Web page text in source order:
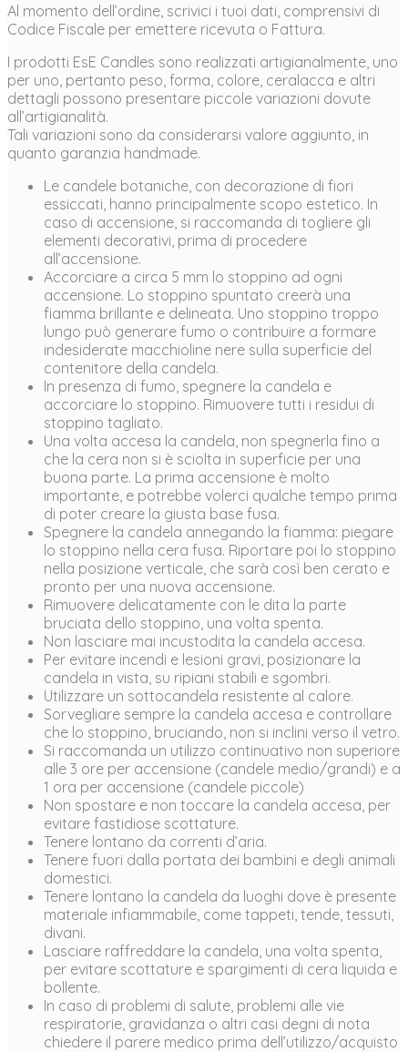
Al momento dell’ordine, scrivici i tuoi dati, comprensivi di
Codice Fiscale per emettere ricevuta o Fattura.
I prodotti EsE Candles sono realizzati artigianalmente, uno
per uno, pertanto peso, forma, colore, ceralacca e altri
dettagli possono presentare piccole variazioni dovute
all’artigianalità.
Tali variazioni sono da considerarsi valore aggiunto, in
quanto garanzia handmade.
Le candele botaniche, con decorazione di fiori
essiccati, hanno principalmente scopo estetico. In
caso di accensione, si raccomanda di togliere gli
elementi decorativi, prima di procedere
all’accensione.
Accorciare a circa 5 mm lo stoppino ad ogni
accensione. Lo stoppino spuntato creerà una
fiamma brillante e delineata. Uno stoppino troppo
lungo può generare fumo o contribuire a formare
indesiderate macchioline nere sulla superficie del
contenitore della candela.
In presenza di fumo, spegnere la candela e
accorciare lo stoppino. Rimuovere tutti i residui di
stoppino tagliato.
Una volta accesa la candela, non spegnerla fino a
che la cera non si è sciolta in superficie per una
buona parte. La prima accensione è molto
importante, e potrebbe volerci qualche tempo prima
di poter creare la giusta base fusa.
Spegnere la candela annegando la fiamma: piegare
lo stoppino nella cera fusa. Riportare poi lo stoppino
nella posizione verticale, che sarà così ben cerato e
pronto per una nuova accensione.
Rimuovere delicatamente con le dita la parte
bruciata dello stoppino, una volta spenta.
Non lasciare mai incustodita la candela accesa.
Per evitare incendi e lesioni gravi, posizionare la
candela in vista, su ripiani stabili e sgombri.
Utilizzare un sottocandela resistente al calore.
Sorvegliare sempre la candela accesa e controllare
che lo stoppino, bruciando, non si inclini verso il vetro.
Si raccomanda un utilizzo continuativo non superiore
alle 3 ore per accensione (candele medio/grandi) e a
1 ora per accensione (candele piccole)
Non spostare e non toccare la candela accesa, per
evitare fastidiose scottature.
Tenere lontano da correnti d’aria.
Tenere fuori dalla portata dei bambini e degli animali
domestici.
Tenere lontano la candela da luoghi dove è presente
materiale infiammabile, come tappeti, tende, tessuti,
divani.
Lasciare raffreddare la candela, una volta spenta,
per evitare scottature e spargimenti di cera liquida e
bollente.
In caso di problemi di salute, problemi alle vie
respiratorie, gravidanza o altri casi degni di nota
chiedere il parere medico prima dell’utilizzo/acquisto